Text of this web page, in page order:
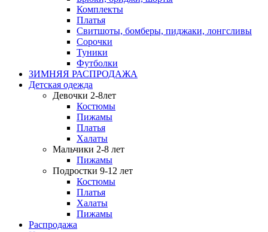
Комплекты
Платья
Свитшоты, бомберы, пиджаки, лонгсливы
Сорочки
Туники
Футболки
ЗИМНЯЯ РАСПРОДАЖА
Детская одежда
Девочки 2-8лет
Костюмы
Пижамы
Платья
Халаты
Мальчики 2-8 лет
Пижамы
Подростки 9-12 лет
Костюмы
Платья
Халаты
Пижамы
Распродажа